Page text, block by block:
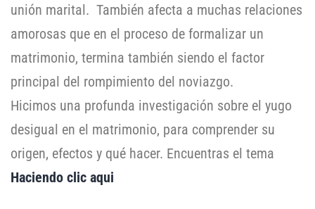
unión marital. También afecta a muchas relaciones
amorosas que en el proceso de formalizar un
matrimonio, termina también siendo el factor
principal del rompimiento del noviazgo.
Hicimos una profunda investigación sobre el yugo
desigual en el matrimonio, para comprender su
origen, efectos y qué hacer. Encuentras el tema
Haciendo clic aqui